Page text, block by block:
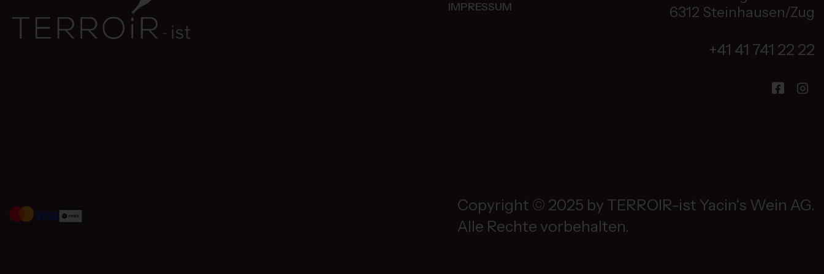
IMPRESSUM
6312 Steinhausen/Zug
+41 41 741 22 22
Copyright © 2025 by TERROIR-ist Yacin‘s Wein AG.
Alle Rechte vorbehalten.